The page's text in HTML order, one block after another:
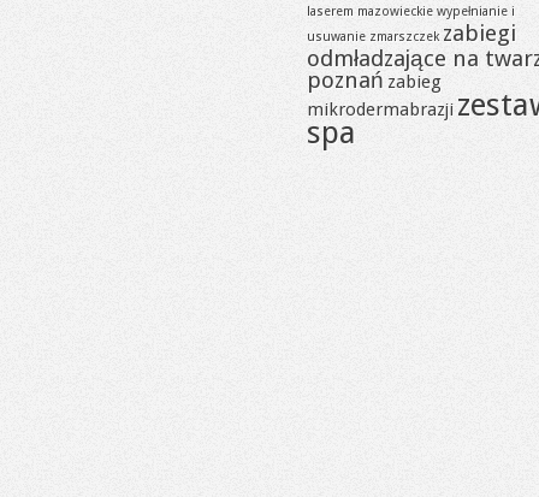
laserem mazowieckie wypełnianie i
usuwanie zmarszczek zabiegi
odmładzające na
poznań zabieg
mikrodermabrazji
spa